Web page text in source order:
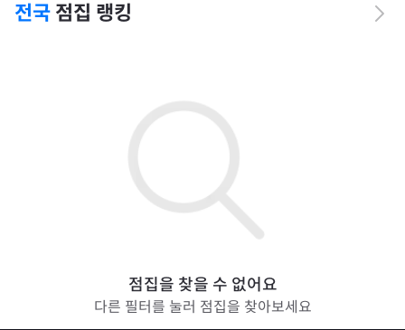
전국 점집 랭킹
점집을 찾을 수 없어요
다른 필터를 눌러 점집을 찾아보세요